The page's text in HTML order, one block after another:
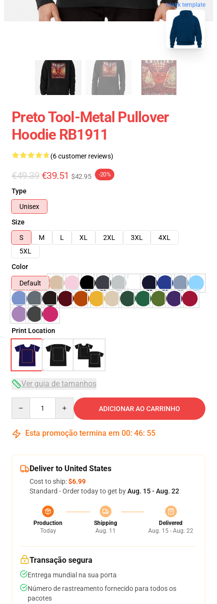
blank template
Preto Tool-Metal Pullover
Hoodie RB1911
(6 customer reviews)
€49.39 €39.51 $42.95 -20%
Type
Unisex
Size
S
M L XL 2XL 3XL
4XL
5XL
Color
Default
Print Location
Ver guia de tamanhos
ADICIONAR AO CARRINHO
Esta promoção termina em 00: 46: 54
Deliver to United States
Cost to ship:$6.99
Standard - Order today to get byAug. 15 - Aug. 22
Production
Today
Shipping
Aug. 11
Delivered
Aug. 15 - Aug. 22
Transação segura
Entrega mundial na sua porta
Número de rastreamento fornecido para todos os
pacotes